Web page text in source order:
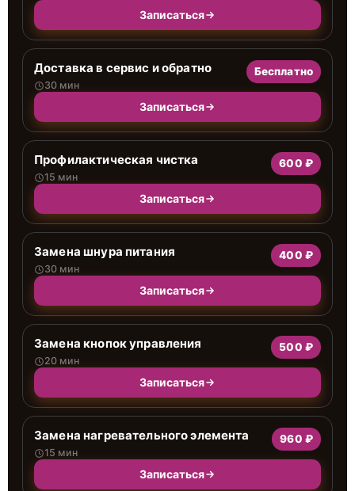
Записаться
Доставка в сервис и обратно
30 мин
Бесплатно
Записаться
Профилактическая чистка
15 мин
600 ₽
Записаться
Замена шнура питания
30 мин
400 ₽
Записаться
Замена кнопок управления
20 мин
500 ₽
Записаться
Замена нагревательного элемента
15 мин
960 ₽
Записаться